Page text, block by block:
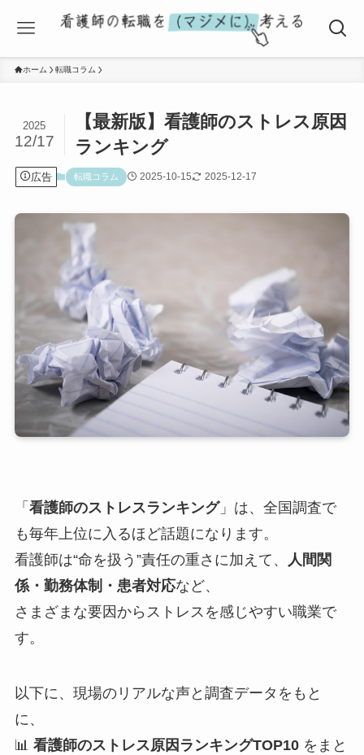
ホーム 転職コラム
【最新版】看護師のストレス原因
ランキング
2025
12/17
広告 転職コラム 2025-10-15 2025-12-17
「 看護師のストレスランキング」は、全国調査で
も毎年上位に入るほど話題になります。
看護師は“命を扱う”責任の重さに加えて、
人間関
係・勤務体制・患者対応など、
さまざまな要因からストレスを感じやすい職業で
す。
以下に、現場のリアルな声と調査データをもと
に、
📊 看護師のストレス原因ランキングTOP10をまと